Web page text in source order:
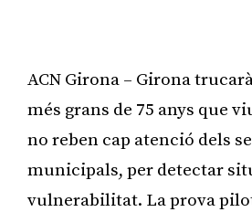
ACN Girona – Girona
més grans de 75 anys que
no reben cap atenció dels
municipals, per detectar
vulnerabilitat. La prova